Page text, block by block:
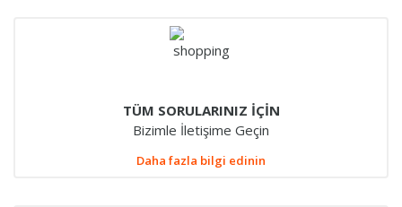
TÜM SORULARINIZ İÇİN
Bizimle İletişime Geçin
Daha fazla bilgi edinin